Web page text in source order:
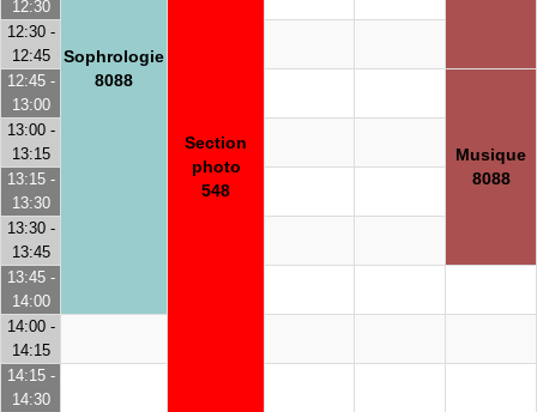
Sophrologie
8088
Section
photo
548
12:30
12:30 -
12:45
12:45 -
13:00
Musique
8088
13:00 -
13:15
13:15 -
13:30
13:30 -
13:45
13:45 -
14:00
14:00 -
14:15
14:15 -
14:30